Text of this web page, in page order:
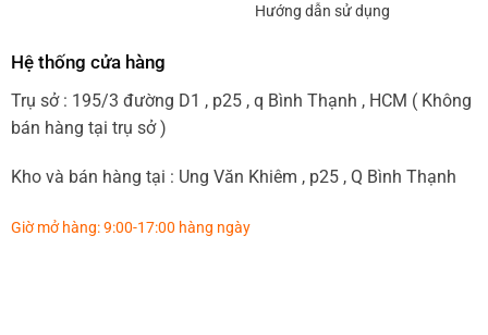
Hướng dẫn sử dụng
Hệ thống cửa hàng
Trụ sở : 195/3 đường D1 , p25 , q Bình Thạnh , HCM ( Không
bán hàng tại trụ sở )
Kho và bán hàng tại : Ung Văn Khiêm , p25 , Q Bình Thạnh
Giờ mở hàng: 9:00-17:00 hàng ngày